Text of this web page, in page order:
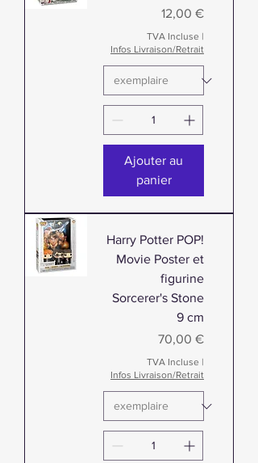
Prix
12,00 €
TVA Incluse |
Infos Livraison/Retrait
Ajouter au
panier
Harry Potter POP!
Movie Poster et
figurine
Sorcerer's Stone
9 cm
Prix
70,00 €
TVA Incluse |
Infos Livraison/Retrait